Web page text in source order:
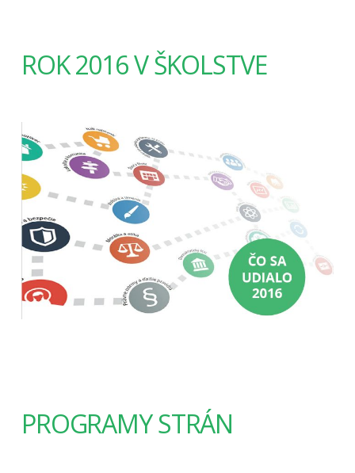
ROK 2016 V ŠKOLSTVE
PROGRAMY STRÁN